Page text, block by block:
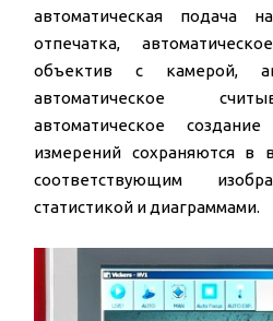
автоматическая подача
отпечатка,
объектив с камерой,
автоматическое
автоматическое
измерений сохраняются в
соответствующим
статистикой и диаграммами.